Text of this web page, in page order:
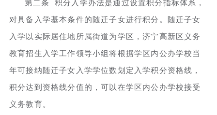
第二条 积分入学办法是通过设置积分指标体系，
对具备入学基本条件的随迁子女进行积分。随迁子女
入学以实际居住地所属街道为学区，济宁高新区义务
教育招生入学工作领导小组将根据学区内公办学校当
年可接纳随迁子女入学学位数划定入学积分资格线，
积分达到资格线分值的，可以在学区内公办学校接受
义务教育。